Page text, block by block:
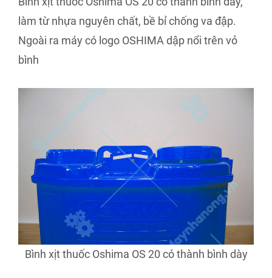
làm từ nhựa nguyên chất, bề bỉ chống va đập.
Ngoài ra máy có logo OSHIMA dập nổi trên vỏ
bình
Bình xịt thuốc Oshima OS 20 có thành bình dày